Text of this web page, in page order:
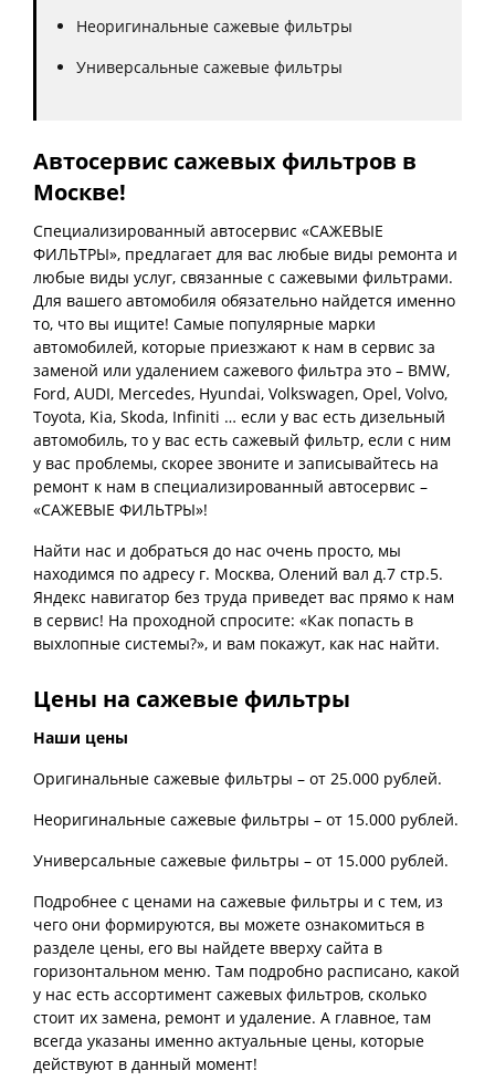
Неоригинальные сажевые фильтры
Универсальные сажевые фильтры
Автосервис сажевых фильтров в
Москве!
Специализированный автосервис «САЖЕВЫЕ
ФИЛЬТРЫ», предлагает для вас любые виды ремонта и
любые виды услуг, связанные с сажевыми фильтрами.
Для вашего автомобиля обязательно найдется именно
то, что вы ищите! Самые популярные марки
автомобилей, которые приезжают к нам в сервис за
заменой или удалением сажевого фильтра это – BMW,
Ford, AUDI, Mercedes, Hyundai, Volkswagen, Opel, Volvo,
Toyota, Kia, Skoda, Infiniti … если у вас есть дизельный
автомобиль, то у вас есть сажевый фильтр, если с ним
у вас проблемы, скорее звоните и записывайтесь на
ремонт к нам в специализированный автосервис –
«САЖЕВЫЕ ФИЛЬТРЫ»!
Найти нас и добраться до нас очень просто, мы
находимся по адресу г. Москва, Олений вал д.7 стр.5.
Яндекс навигатор без труда приведет вас прямо к нам
в сервис! На проходной спросите: «Как попасть в
выхлопные системы?», и вам покажут, как нас найти.
Цены на сажевые фильтры
Наши цены
Оригинальные сажевые фильтры – от 25.000 рублей.
Неоригинальные сажевые фильтры – от 15.000 рублей.
Универсальные сажевые фильтры – от 15.000 рублей.
Подробнее с ценами на сажевые фильтры и с тем, из
чего они формируются, вы можете ознакомиться в
разделе цены, его вы найдете вверху сайта в
горизонтальном меню. Там подробно расписано, какой
у нас есть ассортимент сажевых фильтров, сколько
стоит их замена, ремонт и удаление. А главное, там
всегда указаны именно актуальные цены, которые
действуют в данный момент!